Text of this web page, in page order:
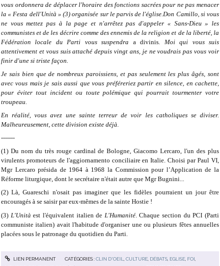
vous ordonnera de déplacer l'horaire des fonctions sacrées pour ne pas menacer
la « Festa dell'Unità » (3) organisée sur le parvis de l'église.Don Camillo, si vous
ne vous mettez pas à la page et n'arrêtez pas d'appeler « Sans-Dieu » les
communistes et de les décrire comme des ennemis de la religion et de la liberté, la
Fédération locale du Parti vous suspendra a divinis . Moi qui vous suis
attentivement et vous suis attaché depuis vingt ans, je ne voudrais pas vous voir
finir d'une si triste façon.
Je sais bien que de nombreux paroissiens, et pas seulement les plus âgés, sont
avec vous mais je sais aussi que vous préféreriez partir en silence, en cachette,
pour éviter tout incident ou toute polémique qui pourrait tourmenter votre
troupeau.
En réalité, vous avez une sainte terreur de voir les catholiques se diviser.
Malheureusement, cette division existe déjà.
-------
(1) Du nom du très rouge cardinal de Bologne, Giacomo Lercaro, l'un des plus
virulents promoteurs de l'aggiornamento conciliaire en Italie. Choisi par Paul VI,
Mgr Lercaro présida de 1964 à 1968 la Commission pour l’Application de la
Réforme liturgique, dont le secrétaire n'était autre que Mgr Bugnini...
(2) Là, Guareschi n'osait pas imaginer que les fidèles pourraient un jour être
encouragés à se saisir par eux-mêmes de la sainte Hostie !
(3) L'Unità est l'équivalent italien de L'Humanité. Chaque section du PCI (Parti
communiste italien) avait l'habitude d'organiser une ou plusieurs fêtes annuelles
placées sous le patronage du quotidien du Parti.
LIEN PERMANENT CATÉGORIES :CLIN D'OEIL CULTURE, DÉBATS, EGLISE, FOI